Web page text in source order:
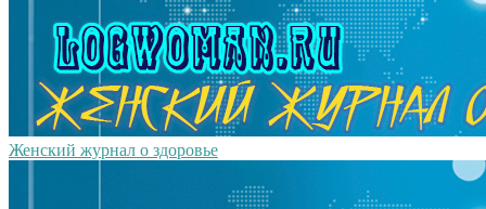
Женский журнал о здоровье